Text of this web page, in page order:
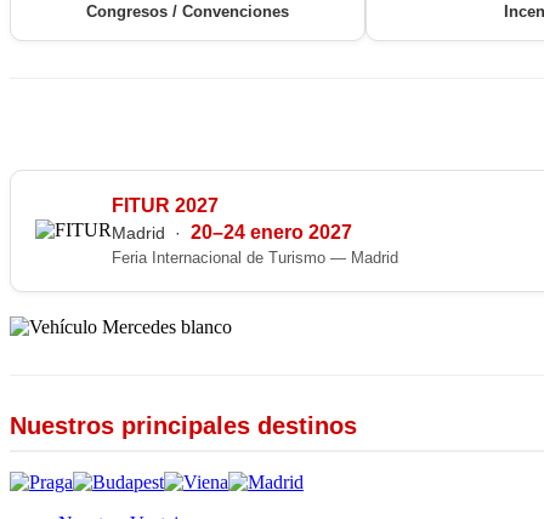
Congresos / Convenciones
FITUR 2027
Madrid · 20–24 enero 2027
Feria Internacional de Turismo — Madrid
Nuestros principales destinos